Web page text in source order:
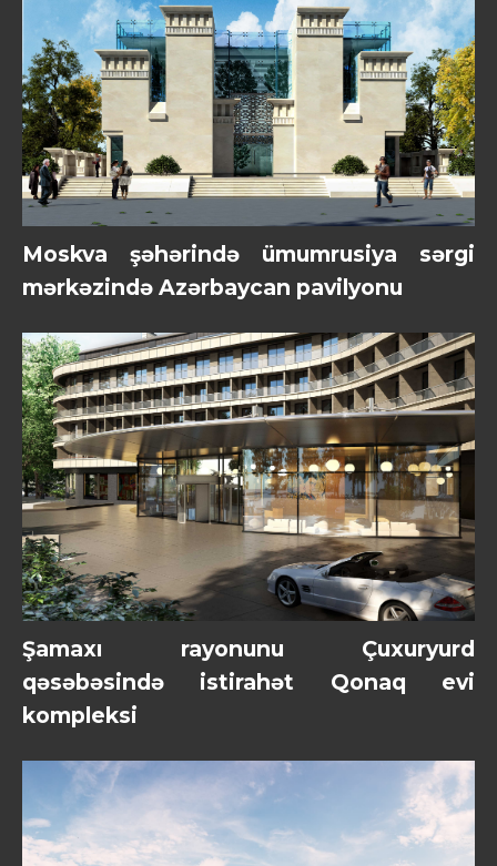
Moskva şəhərində ümumrusiya sərgi
mərkəzində Azərbaycan pavilyonu
Şamaxı rayonunu Çuxuryurd
qəsəbəsində istirahət Qonaq evi
kompleksi